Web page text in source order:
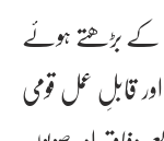
کے بڑھتے ہوئے
قابلِ عمل قومی